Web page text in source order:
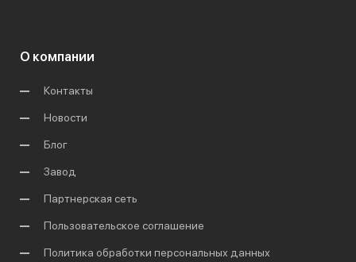
О компании
Контакты
Новости
Блог
Завод
Партнерская сеть
Пользовательское соглашение
Политика обработки персональных данных